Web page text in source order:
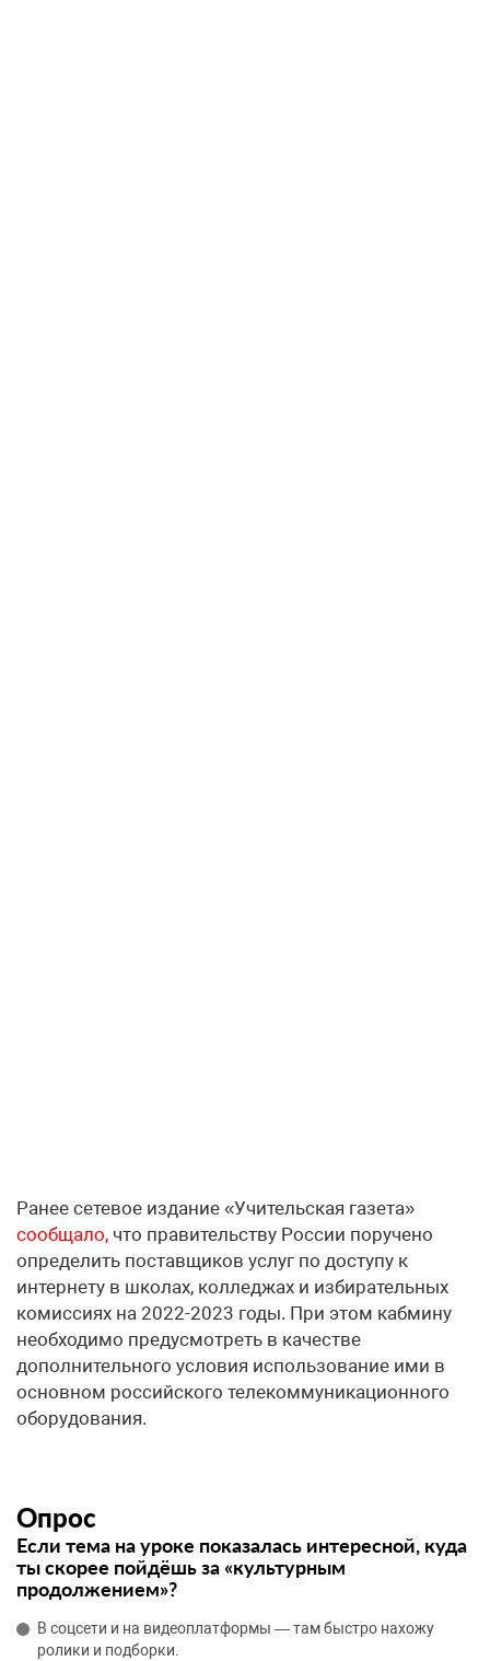
Ранее сетевое издание «Учительская газета»
сообщало, что правительству России поручено
определить поставщиков услуг по доступу к
интернету в школах, колледжах и избирательных
комиссиях на 2022-2023 годы. При этом кабмину
необходимо предусмотреть в качестве
дополнительного условия использование ими в
основном российского телекоммуникационного
оборудования.
Опрос
Если тема на уроке показалась интересной, куда
ты скорее пойдёшь за «культурным
продолжением»?
В соцсети и на видеоплатформы — там быстро нахожу
ролики и подборки.